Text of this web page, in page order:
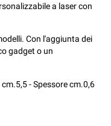
a laser con
Con l'aggiunta dei
gadget o un
- Spessore cm.0,6